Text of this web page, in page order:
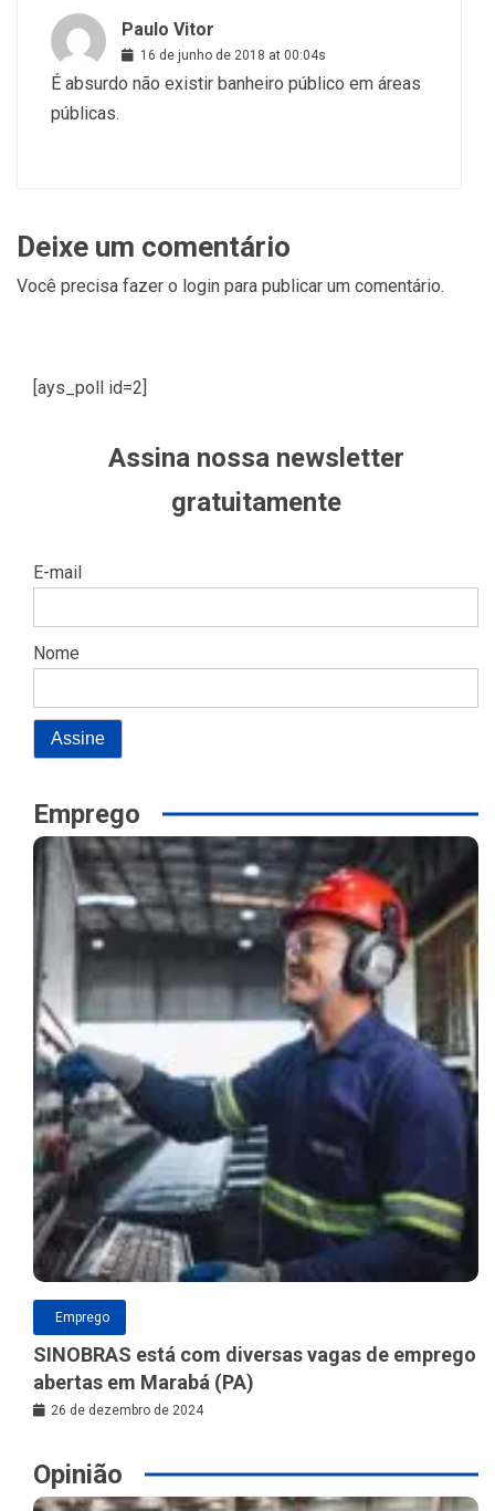
Paulo Vitor
16 de junho de 2018 at 00:04s
É absurdo não existir banheiro público em áreas
públicas.
Deixe um comentário
Você precisa fazer o login para publicar um comentário.
[ays_poll id=2]
Assina nossa newsletter
gratuitamente
E-mail
Nome
Emprego
Emprego
SINOBRAS está com diversas vagas de emprego
abertas em Marabá (PA)
26 de dezembro de 2024
Opinião